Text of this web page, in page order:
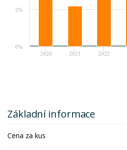
2020 2021 2022
0%
2%
Základní informace
Cena za kus